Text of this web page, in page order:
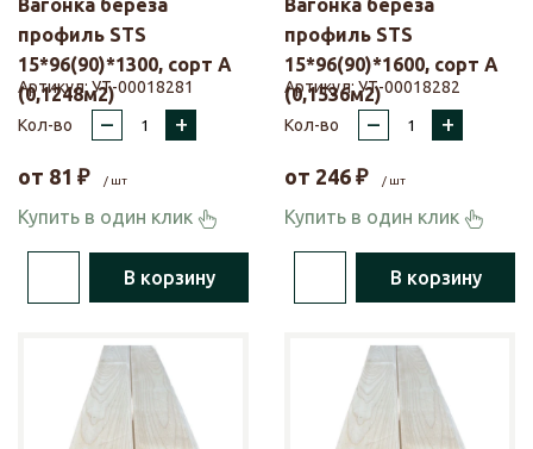
Вагонка береза
профиль STS
15*96(90)*1300, сорт А
(0,1248м2)
Артикул:УТ-00018281
Кол-во
– +
от 81 ₽ / шт
Купить в один клик
В корзину
Вагонка береза
профиль STS
15*96(90)*1600, сорт А
(0,1536м2)
Артикул:УТ-00018282
Кол-во
– +
от 246 ₽ / шт
Купить в один клик
В корзину